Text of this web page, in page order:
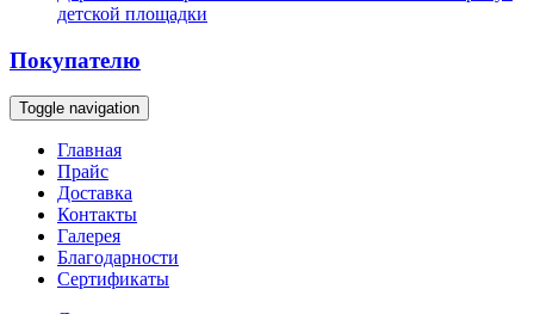
детской площадки
Покупателю
Toggle navigation
Главная
Прайс
Доставка
Контакты
Галерея
Благодарности
Сертификаты